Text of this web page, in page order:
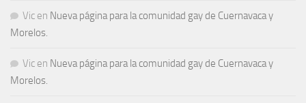
Vic en Nueva página para la comunidad gay de Cuernavaca y
Morelos.
Vic en Nueva página para la comunidad gay de Cuernavaca y
Morelos.